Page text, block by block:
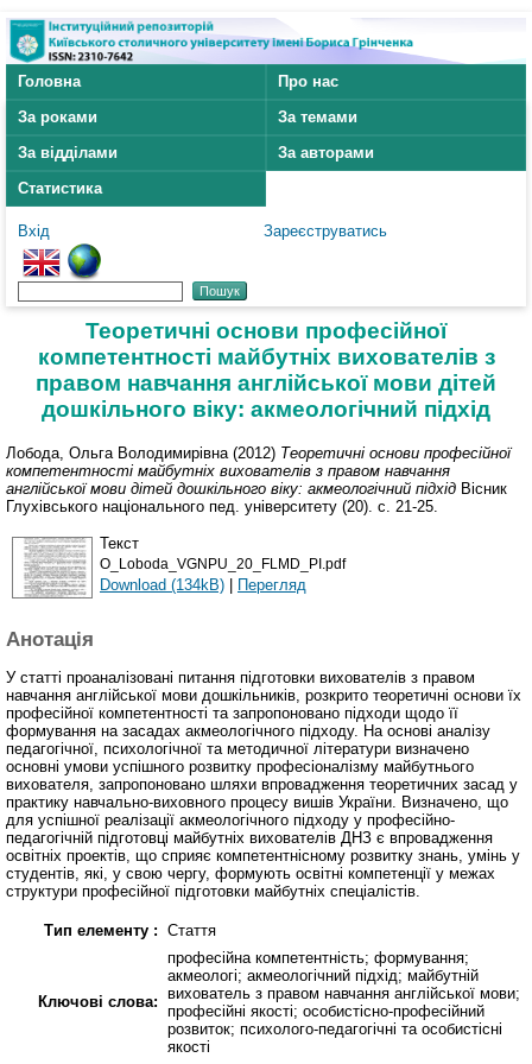
Головна
Про нас
За роками
За темами
За відділами
За авторами
Статистика
Вхід Зареєструватись
Теоретичні основи професійної
компетентності майбутніх вихователів з
правом навчання англійської мови дітей
дошкільного віку: акмеологічний підхід
Лобода, Ольга Володимирівна (2012) Теоретичні основи професійної
компетентності майбутніх вихователів з правом навчання
англійської мови дітей дошкільного віку: акмеологічний підхід Вісник
Глухівського національного пед. університету (20). с. 21-25.
Текст
O_Loboda_VGNPU_20_FLMD_PI.pdf
Download (134kB) | Перегляд
Анотація
У статті проаналізовані питання підготовки вихователів з правом
навчання англійської мови дошкільників, розкрито теоретичні основи їх
професійної компетентності та запропоновано підходи щодо її
формування на засадах акмеологічного підходу. На основі аналізу
педагогічної, психологічної та методичної літератури визначено
основні умови успішного розвитку професіоналізму майбутнього
вихователя, запропоновано шляхи впровадження теоретичних засад у
практику навчально-виховного процесу вишів України. Визначено, що
для успішної реалізації акмеологічного підходу у професійно-
педагогічній підготовці майбутніх вихователів ДНЗ є впровадження
освітніх проектів, що сприяє компетентнісному розвитку знань, умінь у
студентів, які, у свою чергу, формують освітні компетенції у межах
структури професійної підготовки майбутніх спеціалістів.
Тип елементу : Стаття
Ключові слова:
професійна компетентність; формування;
акмеологі; акмеологічний підхід; майбутній
вихователь з правом навчання англійської мови;
професійні якості; особистісно-професійний
розвиток; психолого-педагогічні та особистісні
якості